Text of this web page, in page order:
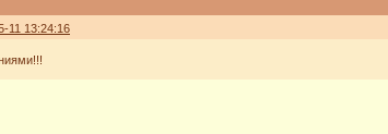
11 13:24:16